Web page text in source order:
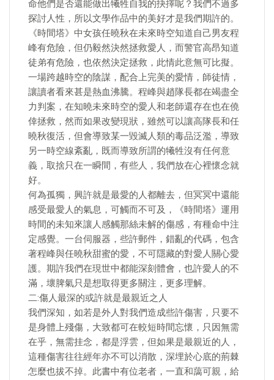
命他們是否還能做出犧牲自我的抉擇呢？我們不過多
探討人性，所以文學作品中的美好才是我們期許的。
《時間塔》中女孩任曉秋在未來時空知道自己男友程
峰有危險，但仍毅然決然拯救愛人，而警官高昂知道
徒弟有危險，也依然決定拯救，此情此意無可比擬。
一場跨越時空的陰謀，配合上完美的愛情，師徒情，
讓讀者看來甚是熱血沸騰。程峰與趙隊長都在竭盡全
力判案，在知曉未來時空的愛人和老師還存在也在僥
倖拯救，然而如果改變現狀，雖然可以讓高隊長和任
曉秋復活，但會導致某一毀滅人類的毒品泛濫，導致
另一時空線紊亂，既而導致所謂的犧牲沒有任何意
義，取捨只在一瞬間，有些人，我們放在心裡懷念就
好。
何為孤獨，興許就是最愛的人都離去，但冥冥中還能
感受最愛人的氣息，可觸而不可及，《時間塔》運用
時間的未知來讓人感觸那絲未解的傷感，有種命中注
定感覺。一台伺服器，些許郵件，錯亂的代碼，包含
著程峰與任曉秋甜蜜的愛，不可隱藏的對愛人關心愛
護。期許我們在現世中都能深刻體會，也許愛人的不
滿，壞脾氣只是想取得更多關注，更多理解。
二:傷人最深的或許就是最親近之人
我們深知，如若是外人對我們造成些許傷害，只要不
是身體上殘傷，大致都可在較短時間忘懷，只因無需
在乎，無需挂念，都是浮雲，但如果是最親近的人，
這種傷害往往經年亦不可以消散，深埋於心底的荊棘
怎麼也拔不掉。此書中有位老者，一直和藹可親，給